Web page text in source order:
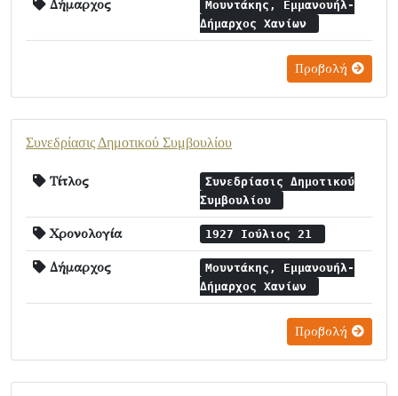
Δήμαρχος
Μουντάκης, Εμμανουήλ-
Δήμαρχος Χανίων
Προβολή
Συνεδρίασις Δημοτικού Συμβουλίου
Τίτλος
Συνεδρίασις Δημοτικού
Συμβουλίου
Χρονολογία 1927 Ιούλιος 21
Δήμαρχος
Μουντάκης, Εμμανουήλ-
Δήμαρχος Χανίων
Προβολή